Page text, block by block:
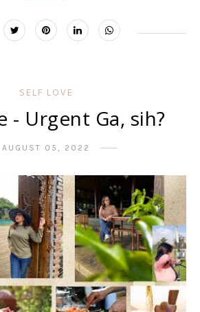
SELF LOVE
- Urgent Ga, sih?
AUGUST 05, 2022